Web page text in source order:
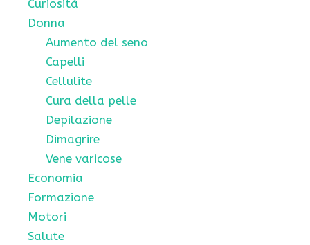
Curiosità
Donna
Aumento del seno
Capelli
Cellulite
Cura della pelle
Depilazione
Dimagrire
Vene varicose
Economia
Formazione
Motori
Salute